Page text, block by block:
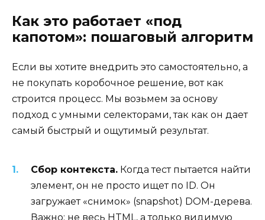
Как это работает «под
капотом»: пошаговый алгоритм
Если вы хотите внедрить это самостоятельно, а
не покупать коробочное решение, вот как
строится процесс. Мы возьмем за основу
подход с умными селекторами, так как он дает
самый быстрый и ощутимый результат.
Сбор контекста. Когда тест пытается найти
элемент, он не просто ищет по ID. Он
загружает «снимок» (snapshot) DOM-дерева.
Важно: не весь HTML, а только видимую